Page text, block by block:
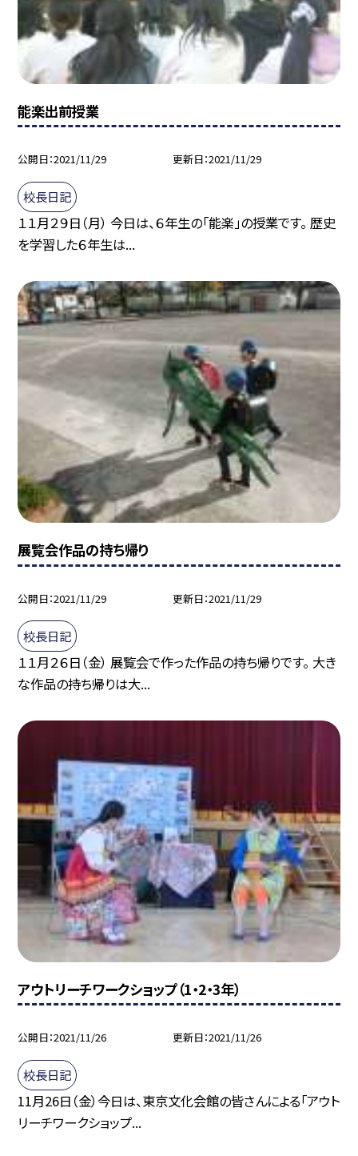
能楽出前授業
公開日 2021/11/29 更新日 2021/11/29
校長日記
１１月２９日（月） 今日は、６年生の「能楽」の授業です。 歴史
を学習した６年生は...
展覧会作品の持ち帰り
公開日 2021/11/29 更新日 2021/11/29
校長日記
１１月２６日（金） 展覧会で作った作品の持ち帰りです。 大き
な作品の持ち帰りは大...
アウトリーチワークショップ（1・2・3年）
公開日 2021/11/26 更新日 2021/11/26
校長日記
11月26日（金）今日は、東京文化会館の皆さんによる「アウト
リーチワークショップ...